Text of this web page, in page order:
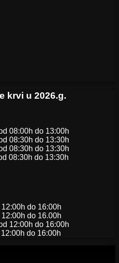
krvi u 2026.g.
08:00h do 13:00h
08:30h do 13:30h
08:30h do 13:30h
08:30h do 13:30h
12:00h do 16:00h
12:00h do 16.00h
12:00h do 16:00h
do 16:00h